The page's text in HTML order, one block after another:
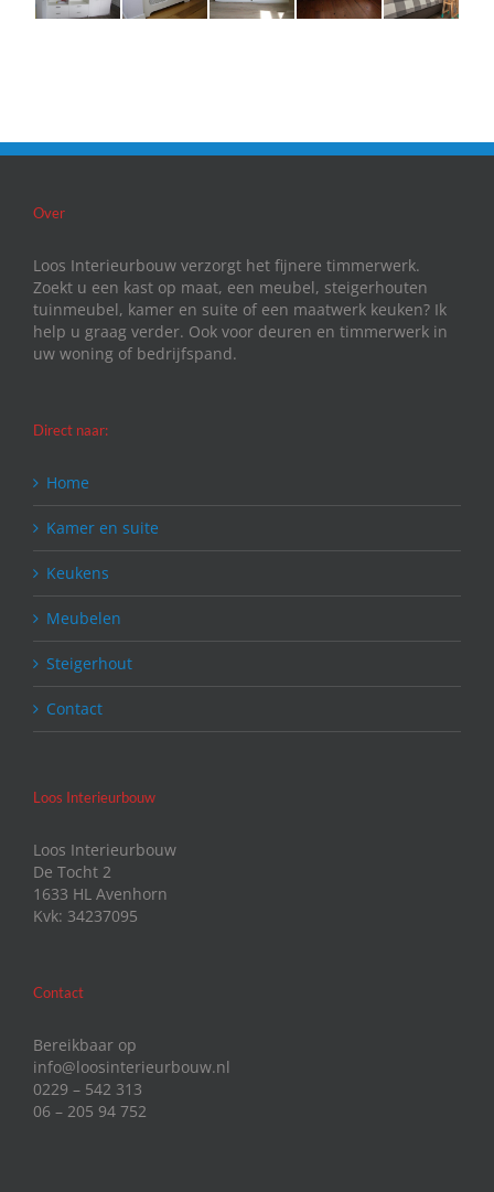
Over
Loos Interieurbouw verzorgt het fijnere timmerwerk.
Zoekt u een kast op maat, een meubel, steigerhouten
tuinmeubel, kamer en suite of een maatwerk keuken? Ik
help u graag verder. Ook voor deuren en timmerwerk in
uw woning of bedrijfspand.
Direct naar:
Home
Kamer en suite
Keukens
Meubelen
Steigerhout
Contact
Loos Interieurbouw
Loos Interieurbouw
De Tocht 2
1633 HL Avenhorn
Kvk: 34237095
Contact
Bereikbaar op
info@loosinterieurbouw.nl
0229 – 542 313
06 – 205 94 752